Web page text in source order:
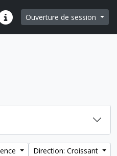
page
rapides
Ouverture de session
Direction: Croissant